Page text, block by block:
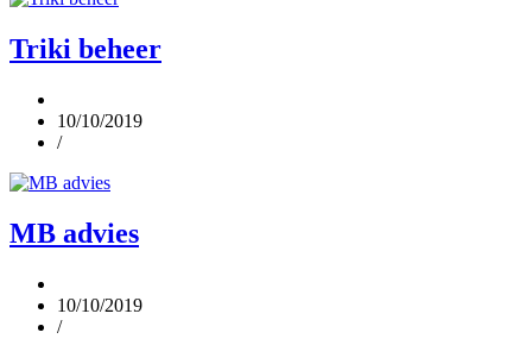
Triki beheer
10/10/2019
/
MB advies
10/10/2019
/